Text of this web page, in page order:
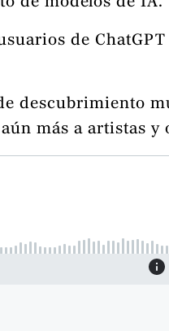
de ChatGPT
descubrimiento
más a artistas y